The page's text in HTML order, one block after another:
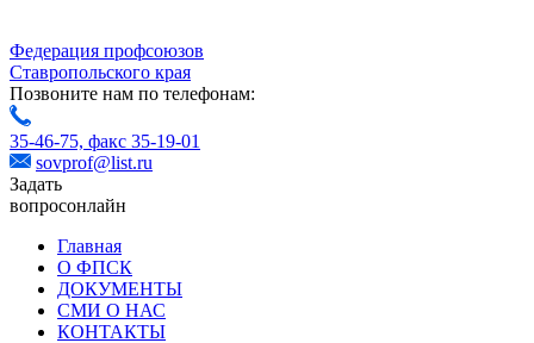
Федерация профсоюзов
Ставропольского края
Позвоните нам по телефонам:
35-46-75, факс 35-19-01
sovprof@list.ru
Задать
вопросонлайн
Главная
О ФПСК
ДОКУМЕНТЫ
СМИ О НАС
КОНТАКТЫ